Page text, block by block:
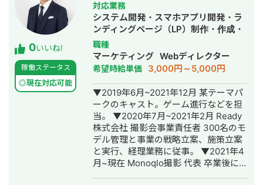
0いいね!
稼働ステータス
◎現在対応可能
対応業務
システム開発・スマホアプリ開発・ラ
ンディングページ（LP）制作・作成・
ECサイト構築・ネットショップ作成代
行・SNS運用代行・ホームページ制
作・作成・動画制作・動画編集
職種
マーケティング Webディレクター
希望時給単価 3,000円～5,000円
▼2019年6月~2021年12月 某テーマパ
ークのキャスト。ゲーム進行などを担
当。 ▼2020年7月~2021年2月 Ready
株式会社 撮影会事業責任者 300名のモ
デル管理と事業の戦略立案、施策立案
と実行、経理業務に従事。 ▼2021年4
月~現在 Monoqlo撮影 代表 卒業後に2